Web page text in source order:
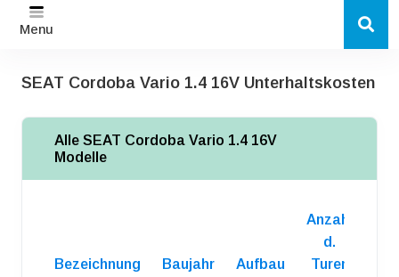
Menu
SEAT Cordoba Vario 1.4 16V Unterhaltskosten
Alle SEAT Cordoba Vario 1.4 16V
Modelle
Bezeichnung Baujahr Aufbau
Anzahl
d.
Turen